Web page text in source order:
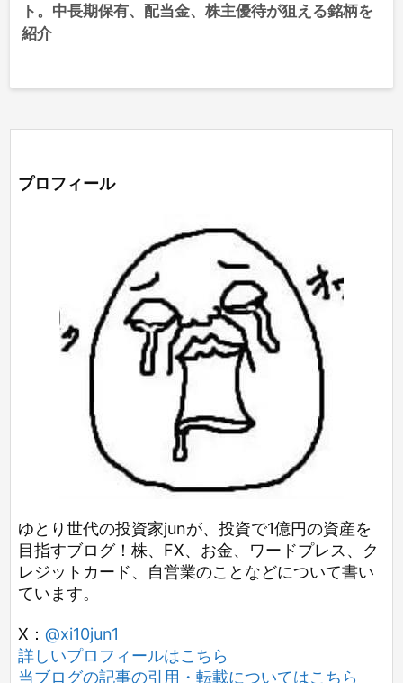
ト。中長期保有、配当金、株主優待が狙える銘柄を
紹介
プロフィール
ゆとり世代の投資家junが、投資で1億円の資産を
目指すブログ！株、FX、お金、ワードプレス、ク
レジットカード、自営業のことなどについて書い
ています。
X： @xi10jun1
詳しいプロフィールはこちら
当ブログの記事の引用・転載についてはこちら